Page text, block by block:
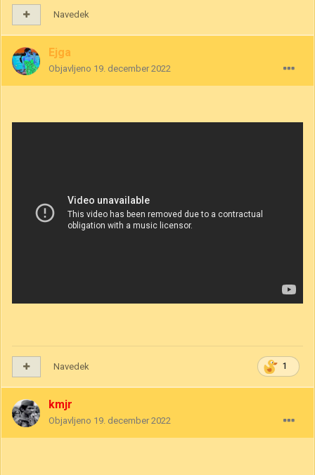
Navedek
Ejga
Objavljeno 19. december 2022
1
Navedek
kmjr
Objavljeno 19. december 2022